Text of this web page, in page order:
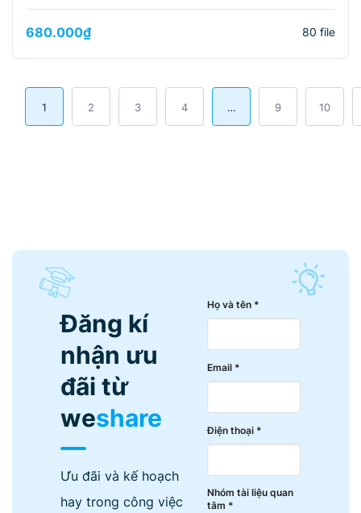
680.000₫ 80 file
1 2 3 4 … 9 10
Đăng kí
nhận ưu
đãi từ
weshare
Ưu đãi và kế hoạch
hay trong công việc
Họ và tên *
Email *
Điện thoại *
Nhóm tài liệu quan
tâm *